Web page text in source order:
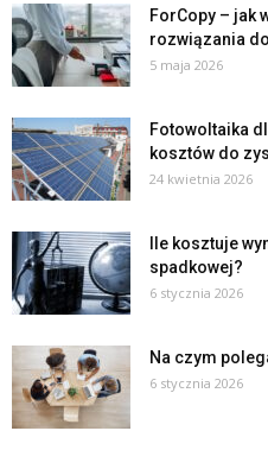
ForCopy – jak
rozwiązania
5 maja 2026
Fotowoltaika
kosztów do
24 kwietnia 2026
Ile kosztuje
spadkowej?
6 stycznia 2026
Na czym
6 stycznia 2026